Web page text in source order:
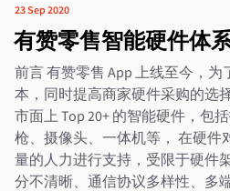
23 Sep 2020
有赞零售智能硬件体
前言 有赞零售 App 上线至今，
本，同时提高商家硬件采购的选
市面上 Top 20+ 的智能硬件，包
枪、摄像头、一体机等， 在硬件
量的人力进行支持，受限于硬件
分不清晰、通信协议多样性、多